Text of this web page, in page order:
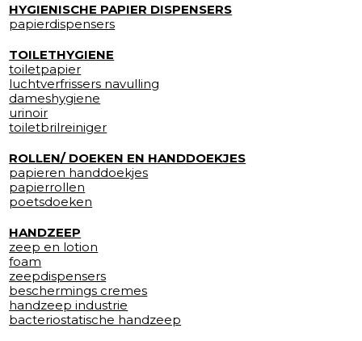
HYGIENISCHE PAPIER DISPENSERS
papierdispensers
TOILETHYGIENE
toiletpapier
luchtverfrissers navulling
dameshygiene
urinoir
toiletbrilreiniger
ROLLEN/ DOEKEN EN HANDDOEKJES
papieren handdoekjes
papierrollen
poetsdoeken
HANDZEEP
zeep en lotion
foam
zeepdispensers
beschermings cremes
handzeep industrie
bacteriostatische handzeep